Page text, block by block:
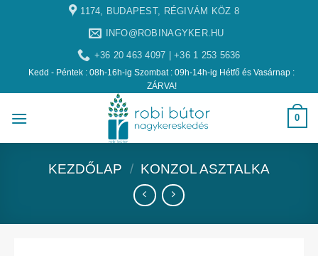
1174, BUDAPEST, RÉGIVÁM KÖZ 8
INFO@ROBINAGYKER.HU
+36 20 463 4097 | +36 1 253 5636
Kedd - Péntek : 08h-16h-ig Szombat : 09h-14h-ig Hétfő és Vasárnap :
ZÁRVA!
0
KEZDŐLAP / KONZOL ASZTALKA